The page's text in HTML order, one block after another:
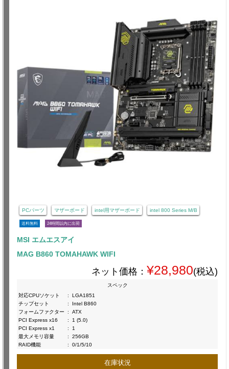
PCパーツ マザーボード intel用マザーボード intel 800 Series M/B
送料無料 24時間以内に出荷
MSI エムエスアイ
MAG B860 TOMAHAWK WIFI
ネット価格： ¥28,980(税込)
スペック
対応CPUソケット
:
LGA1851
チップセット
:
Intel B860
フォームファクター
:
ATX
PCI Express x16
:
1 (5.0)
PCI Express x1
:
1
最大メモリ容量
:
256GB
RAID機能
: 0/1/5/10
在庫状況